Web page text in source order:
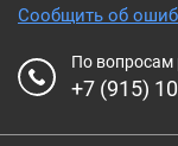
Сообщить об
По
+7 (915)